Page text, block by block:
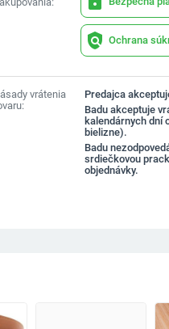
policy Ochrana
vrátenia
Predajca
Badu akceptuje
kalendárnych dní
bielizne).
Badu
srdiečkovou
objednávky.